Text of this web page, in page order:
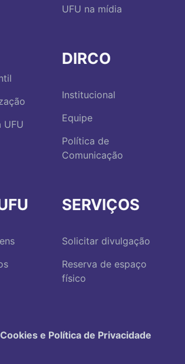
UFU
UFU na mídia
DIRCO
Institucional
Equipe
Política de
Comunicação
SERVIÇOS
Solicitar divulgação
Reserva de espaço
físico
e Política de Privacidade